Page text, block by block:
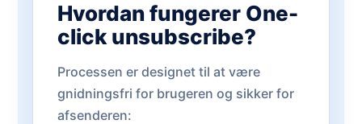
Hvordan fungerer One-
click unsubscribe?
Processen er designet til at være
gnidningsfri for brugeren og sikker for
afsenderen: